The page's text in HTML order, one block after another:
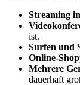
Streaming
ist.
Surfen und
Online-
Mehrere
dauerhaft